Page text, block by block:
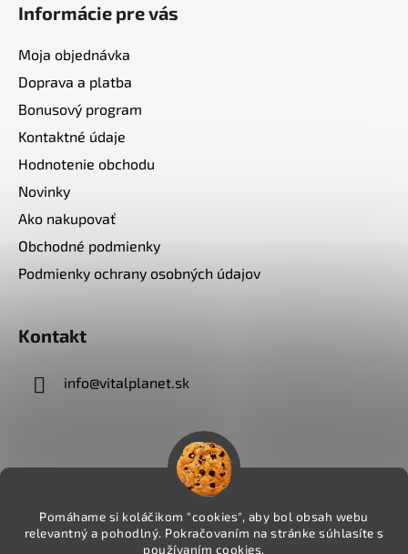
Pomáhame si koláčikom "cookies", aby bol obsah webu
relevantný a pohodlný. Pokračovaním na stránke súhlasíte s
používaním cookies.
Informácie pre vás
Moja objednávka
Doprava a platba
Bonusový program
Kontaktné údaje
Hodnotenie obchodu
Novinky
Ako nakupovať
Obchodné podmienky
Podmienky ochrany osobných údajov
Kontakt
info@vitalplanet.sk